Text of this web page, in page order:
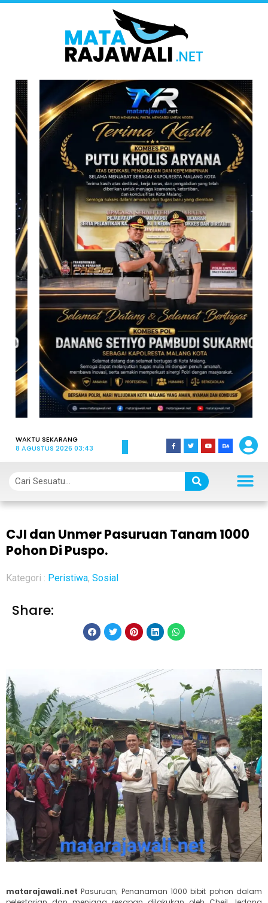
WAKTU SEKARANG
8 AGUSTUS 2026 03:43
CJI dan Unmer Pasuruan Tanam 1000
Pohon Di Puspo.
Kategori : Peristiwa, Sosial
Share:
matarajawali.net Pasuruan; Penanaman 1000 bibit pohon dalam